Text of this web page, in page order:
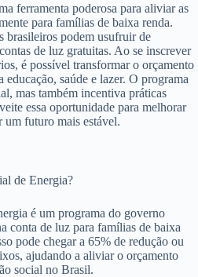
ferramenta poderosa para aliviar as
para famílias de baixa renda.
brasileiros podem usufruir de
de luz gratuitas. Ao se inscrever
é possível transformar o orçamento
saúde e lazer. O programa
mas também incentiva práticas
essa oportunidade para melhorar
um futuro mais estável.
de Energia?
é um programa do governo
conta de luz para famílias de baixa
pode chegar a 65% de redução ou
ajudando a aliviar o orçamento
social no Brasil.